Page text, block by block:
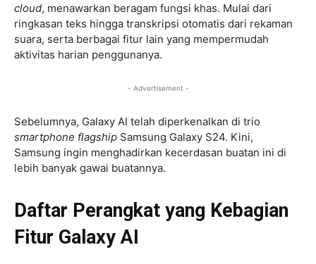
cloud, menawarkan beragam fungsi khas. Mulai dari
ringkasan teks hingga transkripsi otomatis dari rekaman
suara, serta berbagai fitur lain yang mempermudah
aktivitas harian penggunanya.
- Advertisement -
Sebelumnya, Galaxy AI telah diperkenalkan di trio
smartphone flagship Samsung Galaxy S24. Kini,
Samsung ingin menghadirkan kecerdasan buatan ini di
lebih banyak gawai buatannya.
Daftar Perangkat yang Kebagian
Fitur Galaxy AI